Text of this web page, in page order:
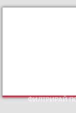
ФИЛТРИРАЙ